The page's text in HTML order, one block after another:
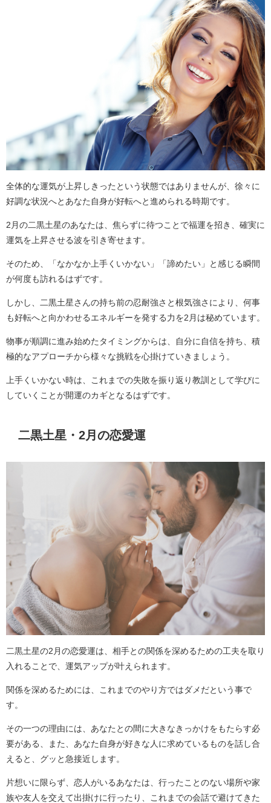
全体的な運気が上昇しきったという状態ではありませんが、徐々に
好調な状況へとあなた自身が好転へと進められる時期です。
2月の二黒土星のあなたは、焦らずに待つことで福運を招き、確実に
運気を上昇させる波を引き寄せます。
そのため、「なかなか上手くいかない」「諦めたい」と感じる瞬間
が何度も訪れるはずです。
しかし、二黒土星さんの持ち前の忍耐強さと根気強さにより、何事
も好転へと向かわせるエネルギーを発する力を2月は秘めています。
物事が順調に進み始めたタイミングからは、自分に自信を持ち、積
極的なアプローチから様々な挑戦を心掛けていきましょう。
上手くいかない時は、これまでの失敗を振り返り教訓として学びに
していくことが開運のカギとなるはずです。
二黒土星・2月の恋愛運
二黒土星の2月の恋愛運は、相手との関係を深めるための工夫を取り
入れることで、運気アップが叶えられます。
関係を深めるためには、これまでのやり方ではダメだという事で
す。
その一つの理由には、あなたとの間に大きなきっかけをもたらす必
要がある、また、あなた自身が好きな人に求めているものを話し合
えると、グッと急接近します。
片想いに限らず、恋人がいるあなたは、行ったことのない場所や家
族や友人を交えて出掛けに行ったり、これまでの会話で避けてきた